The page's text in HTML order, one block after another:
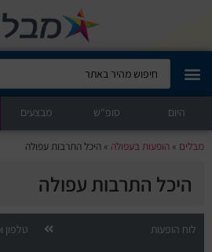
מבלים קלאב
הופעות היום
סטנדאפ
הצגות ילדים
היום סופ"ש מבצעים
מבלים »הופעות בעפולה »היכל התרבות עפולה
היכל התרבות עפולה
לוח הופעות טלפון